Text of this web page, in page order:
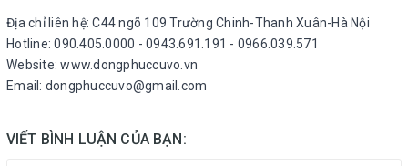
Địa chỉ liên hệ: C44 ngõ 109 Trường Chinh-Thanh Xuân-Hà Nội
Hotline: 090.405.0000 - 0943.691.191 - 0966.039.571
Website: www.dongphuccuvo.vn
Email: dongphuccuvo@gmail.com
VIẾT BÌNH LUẬN CỦA BẠN: